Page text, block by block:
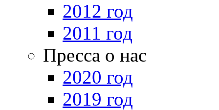
2012 год
2011 год
Пресса о нас
2020 год
2019 год